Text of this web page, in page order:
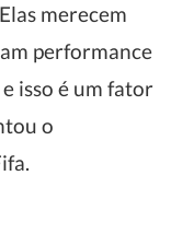
merecem
performance
isso é um fator
o